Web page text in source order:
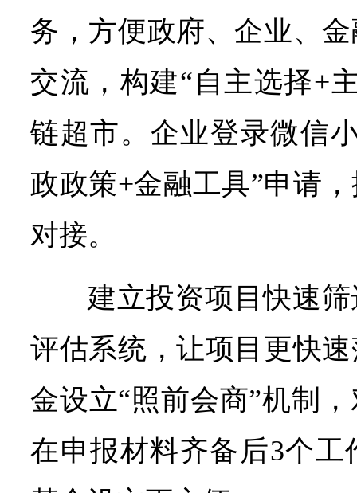
务，方便政府、企业、
交流，构建“自主选择+
链超市。企业登录微信
政政策+金融工具”申请
对接。
建立投资项目快速
评估系统，让项目更快
金设立“照前会商”机制
在申报材料齐备后3个